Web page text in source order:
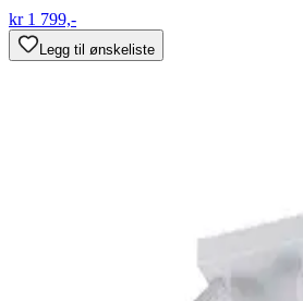
kr 1 799,-
Legg til ønskeliste